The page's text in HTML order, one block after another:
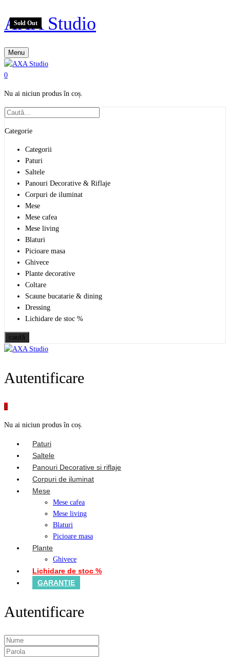
AXA Studio
Menu
0
Nu ai niciun produs în coș.
Categorie
Categorii
Paturi
Saltele
Panouri Decorative & Riflaje
Corpuri de iluminat
Mese
Mese cafea
Mese living
Blaturi
Picioare masa
Ghivece
Plante decorative
Coltare
Scaune bucatarie & dining
Dressing
Lichidare de stoc %
caută
Autentificare
0
Nu ai niciun produs în coș.
Paturi
Saltele
Panouri Decorative si riflaje
Corpuri de iluminat
Mese
Mese cafea
Mese living
Blaturi
Picioare masa
Plante
Ghivece
Lichidare de stoc %
GARANȚIE
Autentificare
Sold Out